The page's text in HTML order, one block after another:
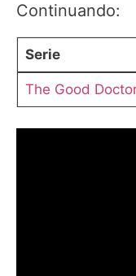
Continuando:
Serie
The Good